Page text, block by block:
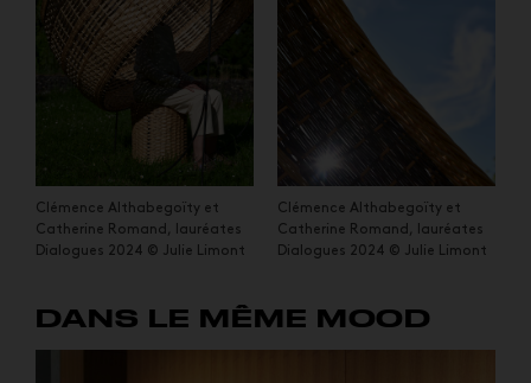
Clémence Althabegoïty et
Catherine Romand, lauréates
Dialogues 2024 © Julie Limont
Clémence Althabegoïty et
Catherine Romand, lauréates
Dialogues 2024 © Julie Limont
DANS LE MÊME MOOD